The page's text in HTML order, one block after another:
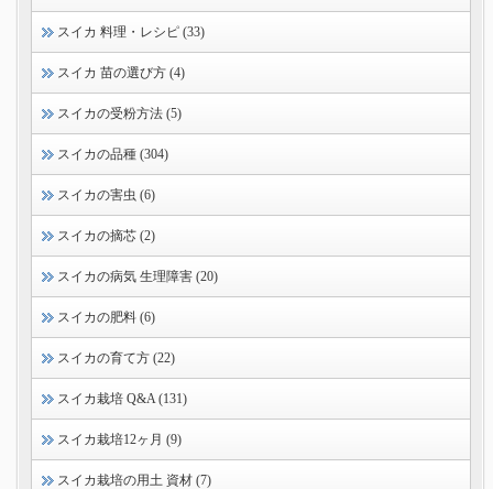
スイカ 料理・レシピ (33)
スイカ 苗の選び方 (4)
スイカの受粉方法 (5)
スイカの品種 (304)
スイカの害虫 (6)
スイカの摘芯 (2)
スイカの病気 生理障害 (20)
スイカの肥料 (6)
スイカの育て方 (22)
スイカ栽培 Q&A (131)
スイカ栽培12ヶ月 (9)
スイカ栽培の用土 資材 (7)